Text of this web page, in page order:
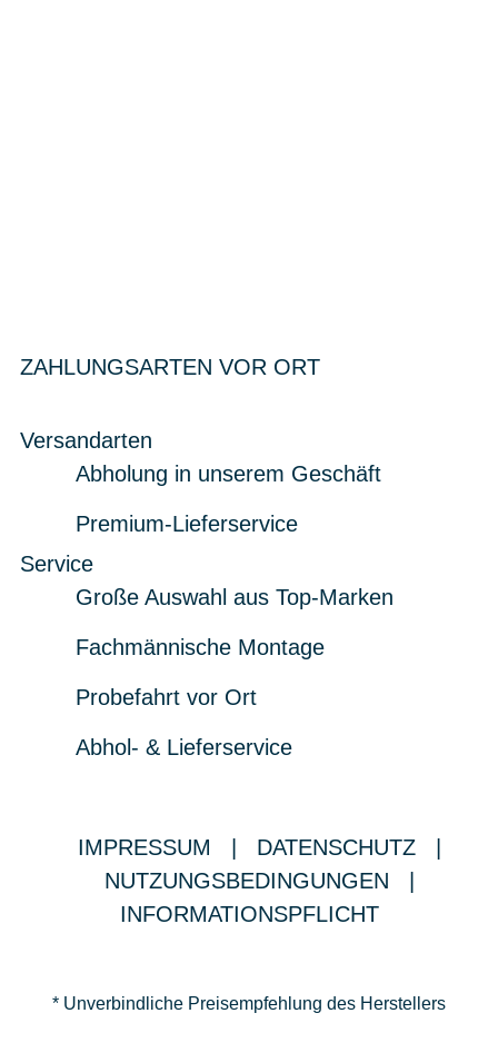
ZAHLUNGSARTEN VOR ORT
Versandarten
Abholung in unserem Geschäft
Premium-Lieferservice
Service
Große Auswahl aus Top-Marken
Fachmännische Montage
Probefahrt vor Ort
Abhol- & Lieferservice
IMPRESSUM DATENSCHUTZ
NUTZUNGSBEDINGUNGEN
INFORMATIONSPFLICHT
* Unverbindliche Preisempfehlung des Herstellers